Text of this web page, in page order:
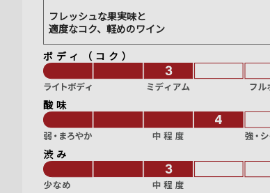
フレッシュな果実味と
適度なコク、軽めのワイン
ボディ（コク）
酸味
渋み